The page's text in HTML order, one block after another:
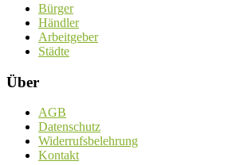
Bürger
Händler
Arbeitgeber
Städte
Über
AGB
Datenschutz
Widerrufsbelehrung
Kontakt